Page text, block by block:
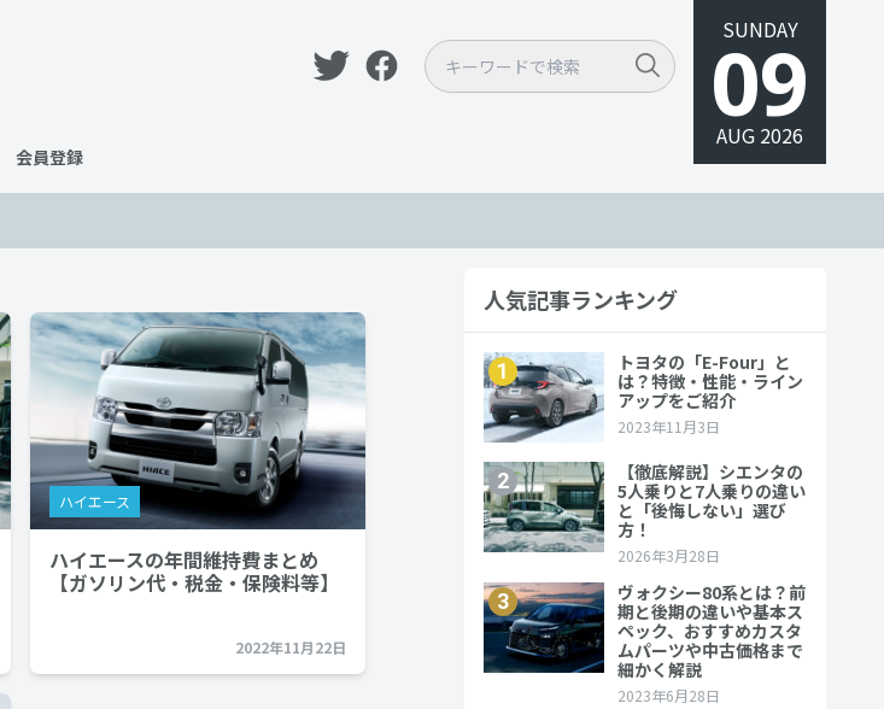
SUNDAY
09
AUG 2026
会員登録
ハイエース
ハイエースの年間維持費まとめ
【ガソリン代・税金・保険料等】
2022年11月22日
人気記事ランキング